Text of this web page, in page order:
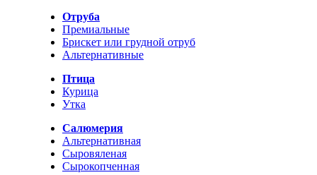
Отруба
Премиальные
Брискет или грудной отруб
Альтернативные
Птица
Курица
Утка
Салюмерия
Альтернативная
Сыровяленая
Сырокопченная